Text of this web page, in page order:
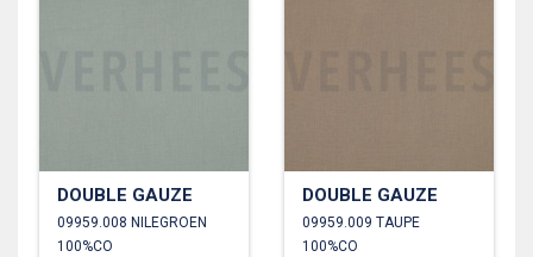
DOUBLE GAUZE
09959.008 NILEGROEN
100%CO
DOUBLE GAUZE
09959.009 TAUPE
100%CO